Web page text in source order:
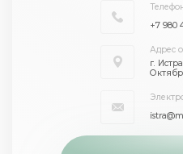
+7 980
Адрес
г.